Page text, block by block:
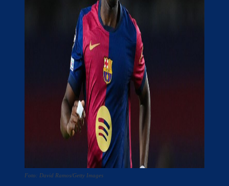
Foto: David Ramos/Getty Images